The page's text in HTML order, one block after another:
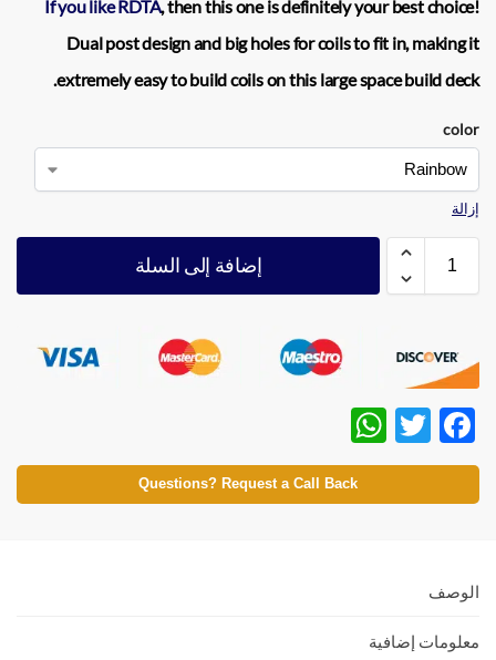
If you likeRDTA, then this one is definitely your best choice!
Dual post design and big holes for coils to fit in, making it
extremely easy to buildcoilson this large space build deck.
color
إزالة
إضافة إلى السلة
F
ac
e
o
k
T
w
itt
h
at
Questions? Request a Call Back
الوصف
معلومات إضافية